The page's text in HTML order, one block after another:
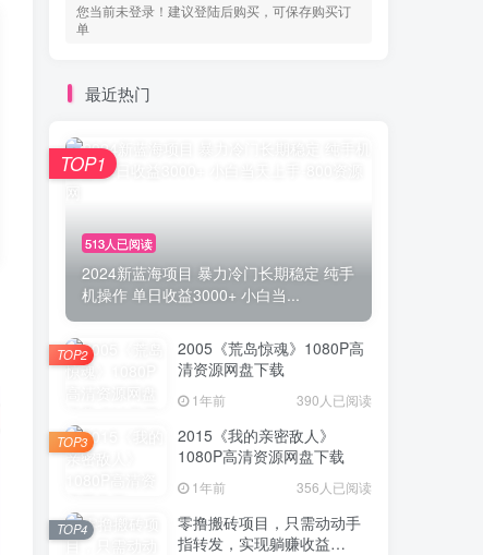
您当前未登录！建议登陆后购买，可保存购买订
单
最近热门
513人已阅读
2024新蓝海项目 暴力冷门长期稳定 纯手
机操作 单日收益3000+ 小白当...
TOP1
2005《荒岛惊魂》1080P高
清资源网盘下载
1年前 390人已阅读
TOP2
2015《我的亲密敌人》
1080P高清资源网盘下载
1年前 356人已阅读
TOP3
零撸搬砖项目，只需动动手
指转发，实现躺赚收益
TOP4